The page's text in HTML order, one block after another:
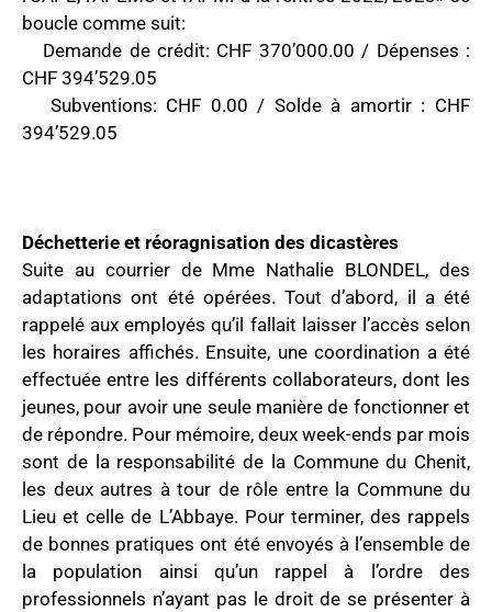
boucle comme suit:
Demande de crédit: CHF 370’000.00 / Dépenses :
CHF 394’529.05
Subventions: CHF 0.00 / Solde à amortir : CHF
394’529.05
Déchetterie et réoragnisation des dicastères
Suite au courrier de Mme Nathalie BLONDEL, des
adaptations ont été opérées. Tout d’abord, il a été
rappelé aux employés qu’il fallait laisser l’accès selon
les horaires affichés. Ensuite, une coordination a été
effectuée entre les différents collaborateurs, dont les
jeunes, pour avoir une seule manière de fonctionner et
de répondre. Pour mémoire, deux week-ends par mois
sont de la responsabilité de la Commune du Chenit,
les deux autres à tour de rôle entre la Commune du
Lieu et celle de L’Abbaye. Pour terminer, des rappels
de bonnes pratiques ont été envoyés à l’ensemble de
la population ainsi qu’un rappel à l’ordre des
professionnels n’ayant pas le droit de se présenter à